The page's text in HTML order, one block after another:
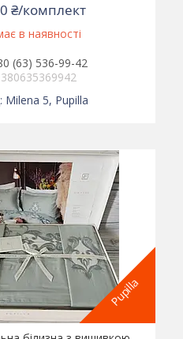
₴/комплект
в наявності
(63) 536-99-42
Milena 5, Pupilla
Pupilla